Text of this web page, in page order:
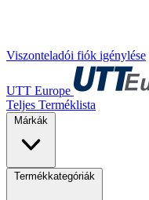
Viszonteladói fiók igénylése
UTT Europe
Teljes Terméklista
Márkák
Termékkategóriák